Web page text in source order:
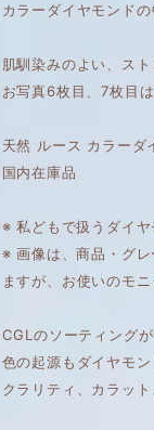
カラーダイヤモンド
肌馴染みのよい、ス
お写真6枚目、7枚目
天然 ルース カラーダ
国内在庫品
※ 私どもで扱うダイヤ
※ 画像は、商品・グ
ますが、お使いのモ
CGLのソーティングが
色の起源もダイヤモン
クラリティ、カラッ